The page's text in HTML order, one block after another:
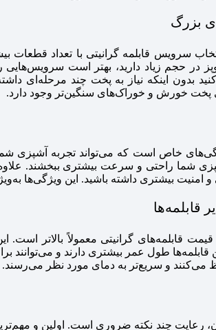
بزرگ
سرویس قابلمه گرانیتی با تعداد
بدون اینکه نیاز به پخت چند مرحله‌ای
پخت خورش و خوراک‌های سنگین‌تر وجود دارد.
خاص است که می‌تواند تجربه
شما راحتی و سرعت بیشتری ببخشند.
بیشتری داشته باشید. این ویژگی‌ها
قابلمه‌ها
قیمت قابلمه‌های گرانیتی معمولاً بالاتر
قابلمه‌ها طول عمر بیشتری دارند و
می‌کنند و سریع‌تر به دمای مورد نظر می‌رسند.
چند نکته ضروری است. اولین و مهم‌ترین